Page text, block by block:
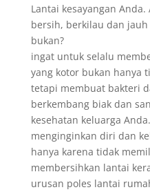
Lantai kesayangan
bersih, berkilau dan
bukan?
ingat untuk selalu
yang kotor bukan hanya
tetapi membuat bakteri
berkembang biak dan
kesehatan keluarga
menginginkan diri dan
hanya karena tidak
membersihkan lantai
urusan poles lantai